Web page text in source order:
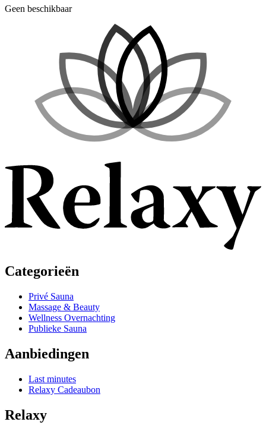
Geen beschikbaar
Categorieën
Privé Sauna
Massage & Beauty
Wellness Overnachting
Publieke Sauna
Aanbiedingen
Last minutes
Relaxy Cadeaubon
Relaxy